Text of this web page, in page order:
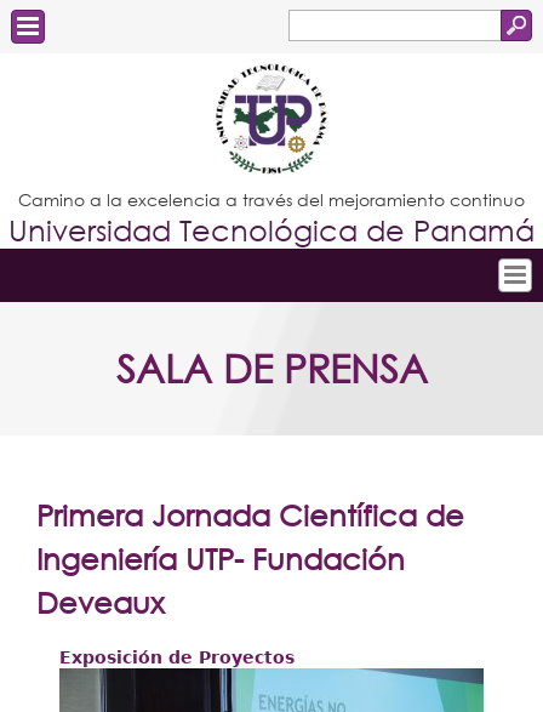
de
búsqueda
Estudiantes
Docentes
Administrativos
Graduados
Camino a la excelencia a través del mejoramiento continuo
Universidad Tecnológica de Panamá
Conoce la UTP
Postgrados
Extensión
SALA DE PRENSA
Primera Jornada Científica de
Ingeniería UTP- Fundación
Deveaux
Exposición de Proyectos